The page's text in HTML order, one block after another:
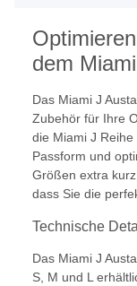
dem
Das Miami J
Zubehör für Ihre
die Miami J
Passform und
Größen extra
dass Sie die
Technische
Das Miami J
S, M und L